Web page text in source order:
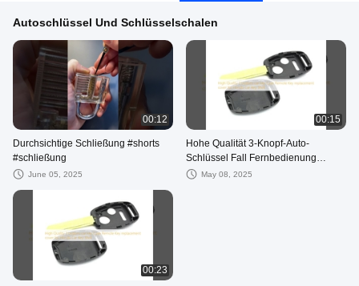
Autoschlüssel Und Schlüsselschalen
00:12
Durchsichtige Schließung #shorts
#schließung
June 05, 2025
00:15
Hohe Qualität 3-Knopf-Auto-
Schlüssel Fall Fernbedienung
Schlüssel Ersatzabdeckung für
May 08, 2025
00:23